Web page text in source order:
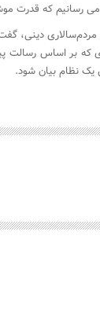
رسانیم که قدرت
مردم‌سالاری
بر اساس رسالت
یک نظام بیان شود.